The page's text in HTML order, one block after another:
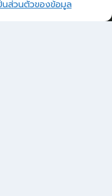
นส่วนตัวของข้อมูล